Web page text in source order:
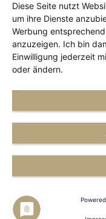
Diese Seite nutzt
um ihre Dienste
Werbung
anzuzeigen. Ich bin
Einwilligung jederzeit
oder ändern.